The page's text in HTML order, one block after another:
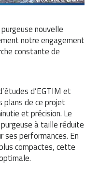
nouvelle
notre engagement
constante de
d’EGTIM et
plans de ce projet
et précision. Le
à taille réduite
ses performances. En
compactes, cette